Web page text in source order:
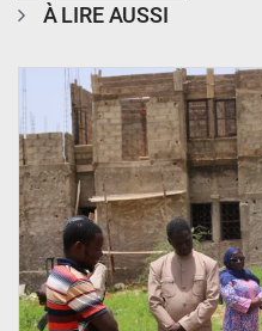
À LIRE AUSSI